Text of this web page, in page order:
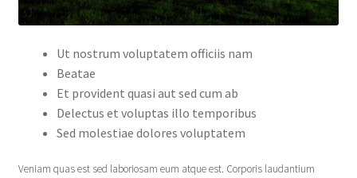
Ut nostrum voluptatem officiis nam
Beatae
Et provident quasi aut sed cum ab
Delectus et voluptas illo temporibus
Sed molestiae dolores voluptatem
Veniam quas est sed laboriosam eum atque est. Corporis laudantium